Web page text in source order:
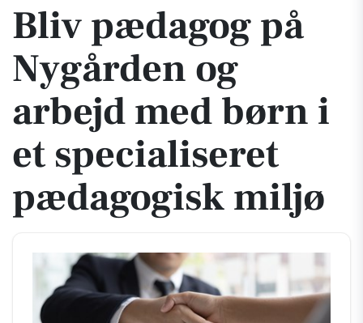
Bliv pædagog på
Nygården og
arbejd med børn i
et specialiseret
pædagogisk miljø